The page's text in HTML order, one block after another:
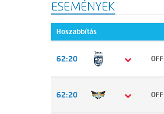
ESEMÉNYEK
Hoszabbítás
62:20 OFF
62:20 OFF